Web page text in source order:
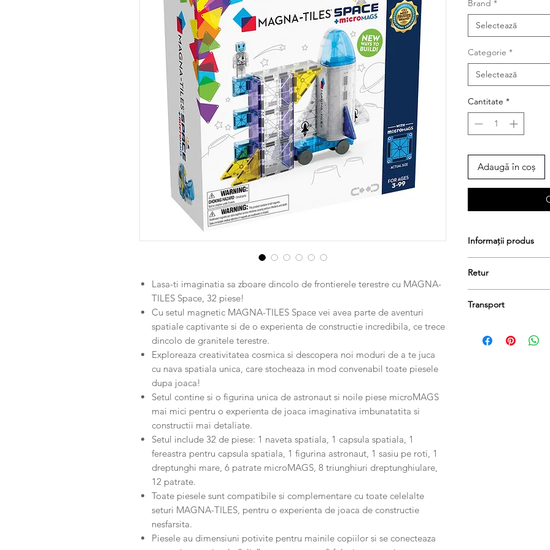
Lasa-ti imaginatia sa zboare dincolo de frontierele terestre cu MAGNA-
TILES Space, 32 piese!
Cu setul magnetic MAGNA-TILES Space vei avea parte de aventuri
spatiale captivante si de o experienta de constructie incredibila, ce trece
dincolo de granitele terestre.
Exploreaza creativitatea cosmica si descopera noi moduri de a te juca
cu nava spatiala unica, care stocheaza in mod convenabil toate piesele
dupa joaca!
Setul contine si o figurina unica de astronaut si noile piese microMAGS
mai mici pentru o experienta de joaca imaginativa imbunatatita si
constructii mai detaliate.
Setul include 32 de piese: 1 naveta spatiala, 1 capsula spatiala, 1
fereastra pentru capsula spatiala, 1 figurina astronaut, 1 sasiu pe roti, 1
dreptunghi mare, 6 patrate microMAGS, 8 triunghiuri dreptunghiulare,
12 patrate.
Toate piesele sunt compatibile si complementare cu toate celelalte
seturi MAGNA-TILES, pentru o experienta de joaca de constructie
nesfarsita.
Piesele au dimensiuni potivite pentru mainile copiilor si se conecteaza
Brand *
Selectează
Categorie *
Selectează
Cantitate *
Adaugă în coș
Informații produs
Retur
păstrați etichetele și
Transport
zile lucrătoare.